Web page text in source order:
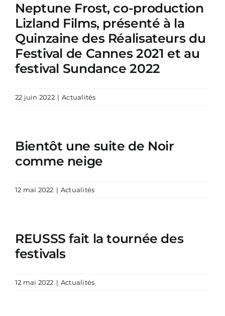
Neptune Frost, co-production
Lizland Films, présenté à la
Quinzaine des Réalisateurs du
Festival de Cannes 2021 et au
festival Sundance 2022
22 juin 2022 | Actualités
Bientôt une suite de Noir
comme neige
12 mai 2022 | Actualités
REUSSS fait la tournée des
festivals
12 mai 2022 | Actualités